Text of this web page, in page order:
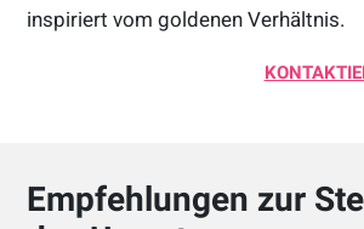
inspiriert vom goldenen Verhältnis.
Empfehlungen zur